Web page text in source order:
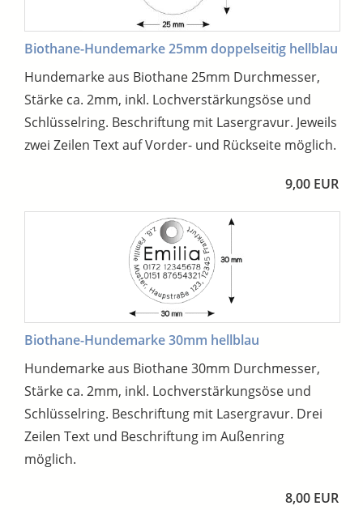
Biothane-Hundemarke 25mm doppelseitig hellblau
Hundemarke aus Biothane 25mm Durchmesser,
Stärke ca. 2mm, inkl. Lochverstärkungsöse und
Schlüsselring. Beschriftung mit Lasergravur. Jeweils
zwei Zeilen Text auf Vorder- und Rückseite möglich.
9,00 EUR
Biothane-Hundemarke 30mm hellblau
Hundemarke aus Biothane 30mm Durchmesser,
Stärke ca. 2mm, inkl. Lochverstärkungsöse und
Schlüsselring. Beschriftung mit Lasergravur. Drei
Zeilen Text und Beschriftung im Außenring
möglich.
8,00 EUR